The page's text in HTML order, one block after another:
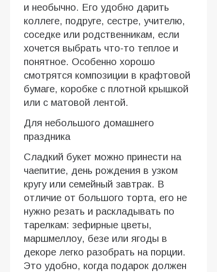
и необычно. Его удобно дарить
коллеге, подруге, сестре, учителю,
соседке или родственникам, если
хочется выбрать что-то теплое и
понятное. Особенно хорошо
смотрятся композиции в крафтовой
бумаге, коробке с плотной крышкой
или с матовой лентой.
Для небольшого домашнего
праздника
Сладкий букет можно принести на
чаепитие, день рождения в узком
кругу или семейный завтрак. В
отличие от большого торта, его не
нужно резать и раскладывать по
тарелкам: зефирные цветы,
маршмеллоу, безе или ягоды в
декоре легко разобрать на порции.
Это удобно, когда подарок должен